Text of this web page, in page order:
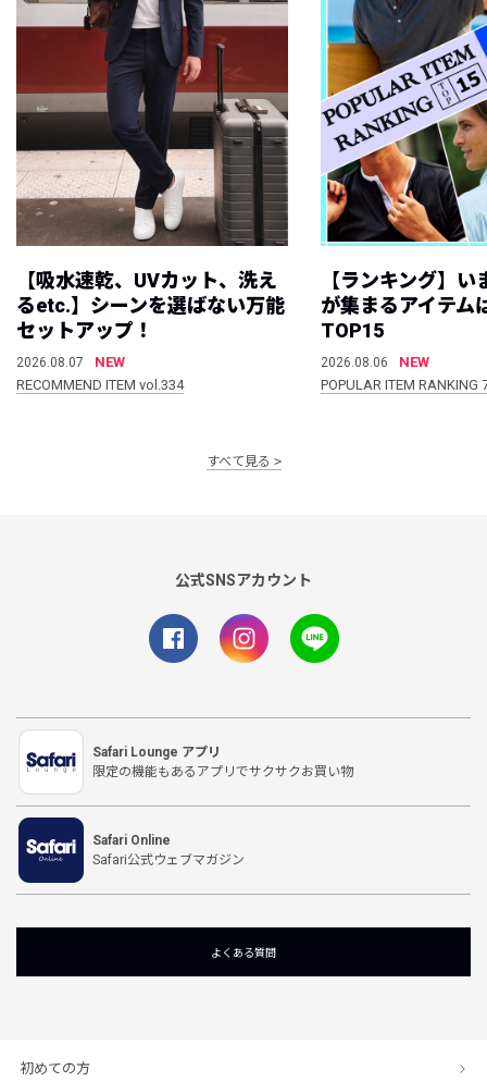
【吸水速乾、UVカット、洗え
るetc.】シーンを選ばない万能
セットアップ！
2026.08.07
NEW
RECOMMEND ITEM vol.334
【ランキング】
が集まるアイテム
TOP15
2026.08.06
NEW
POPULAR ITEM
すべて見る
公式SNSアカウント
Safari Lounge アプリ
限定の機能もあるアプリでサクサクお買い物
Safari Online
Safari公式ウェブマガジン
よくある質問
初めての方